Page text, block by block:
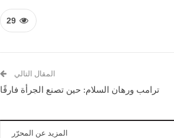
29
المقال التالي
ترامب ورهان السلام: حين تصنع الجرأة فارقًا
المزيد عن المحرّر